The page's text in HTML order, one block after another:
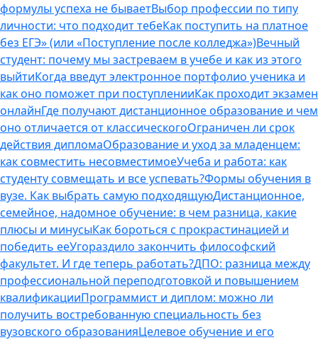
формулы успеха не бываетВыбор профессии по типу
личности: что подходит тебеКак поступить на платное
без ЕГЭ» (или «Поступление после колледжа»)Вечный
студент: почему мы застреваем в учебе и как из этого
выйтиКогда введут электронное портфолио ученика и
как оно поможет при поступленииКак проходит экзамен
онлайнГде получают дистанционное образование и чем
оно отличается от классическогоОграничен ли срок
действия дипломаОбразование и уход за младенцем:
как совместить несовместимоеУчеба и работа: как
студенту совмещать и все успевать?Формы обучения в
вузе. Как выбрать самую подходящуюДистанционное,
семейное, надомное обучение: в чем разница, какие
плюсы и минусыКак бороться с прокрастинацией и
победить ееУгораздило закончить философский
факультет. И где теперь работать?ДПО: разница между
профессиональной переподготовкой и повышением
квалификацииПрограммист и диплом: можно ли
получить востребованную специальность без
вузовского образованияЦелевое обучение и его